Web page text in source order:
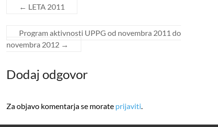
← LETA 2011
Program aktivnosti UPPG od novembra 2011 do
novembra 2012 →
Dodaj odgovor
Za objavo komentarja se morate prijaviti.